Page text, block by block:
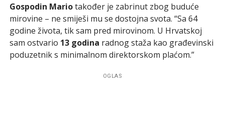
Gospodin Mariotakođer je zabrinut zbog buduće
mirovine – ne smiješi mu se dostojna svota. “Sa 64
godine života, tik sam pred mirovinom. U Hrvatskoj
sam ostvario 13 godina radnog staža kao građevinski
poduzetnik s minimalnom direktorskom plaćom.”
OGLAS